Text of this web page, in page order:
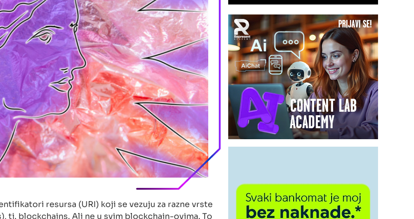
resursa (URI) koji se vezuju za razne vrste
tj. blockchains. Ali ne u svim blockchain-ovima. To